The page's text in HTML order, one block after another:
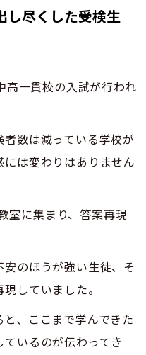
し尽くした受検生
一貫校の入試が行われ
数は減っている学校が
は変わりはありません
室に集まり、答案再現
のほうが強い生徒、そ
していました。
、ここまで学んできた
いるのが伝わってき